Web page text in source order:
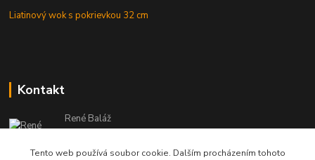
Liatinový wok s pokrievkou 32 cm
Kontakt
René Baláž
Eshop: +421 902 212 007
od 8:00 - do 16:00 hod
Tento web používá soubor cookie. Dalším procházením tohoto